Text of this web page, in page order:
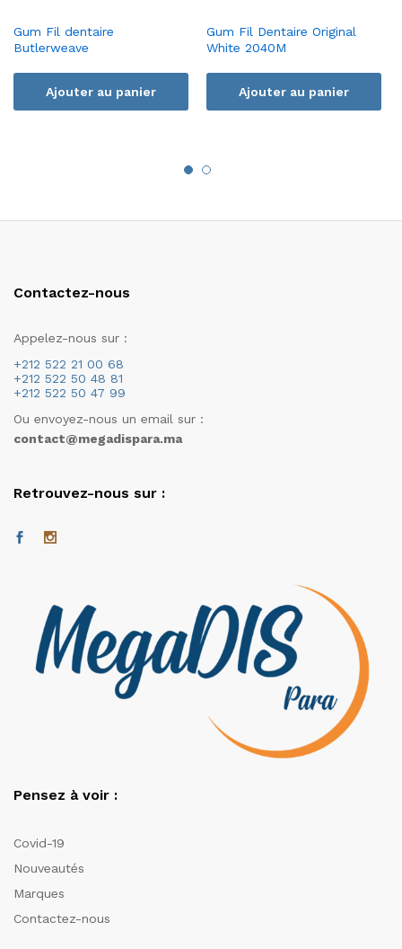
Gum Fil dentaire
Butlerweave
Ajouter au panier
Gum Fil Dentaire Original
White 2040M
Ajouter au panier
Contactez-nous
Appelez-nous sur :
+212 522 21 00 68
+212 522 50 48 81
+212 522 50 47 99
Ou envoyez-nous un email sur :
contact@megadispara.ma
Retrouvez-nous sur :
Pensez à voir :
Covid-19
Nouveautés
Marques
Contactez-nous